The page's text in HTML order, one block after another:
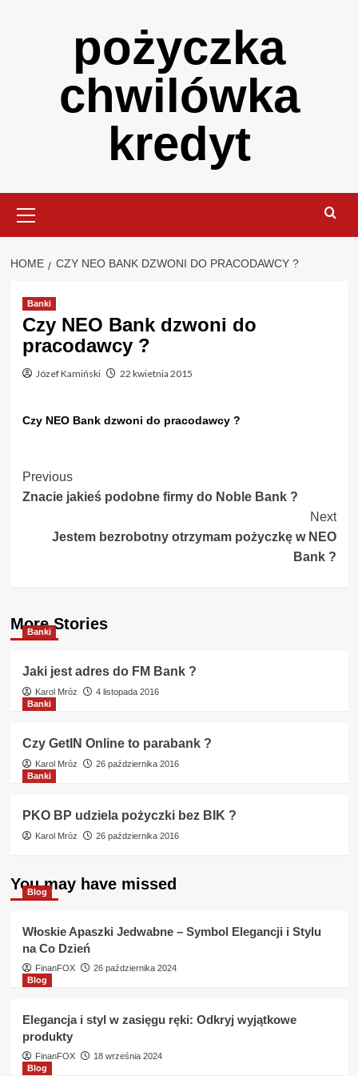
pożyczka
chwilówka
kredyt
Menu
HOME CZY NEO BANK DZWONI DO PRACODAWCY ?
Banki
Czy NEO Bank dzwoni do
pracodawcy ?
Józef Kamiński 22 kwietnia 2015
Czy NEO Bank dzwoni do pracodawcy ?
Post
Navigation
Previous
Znacie jakieś podobne firmy do Noble Bank ?
Next
Jestem bezrobotny otrzymam pożyczkę w NEO
Bank ?
More Stories
Banki
Jaki jest adres do FM Bank ?
Karol Mróz
4 listopada 2016
Banki
Czy GetIN Online to parabank ?
Karol Mróz
26 października 2016
Banki
PKO BP udziela pożyczki bez BIK ?
Karol Mróz 26 października 2016
You may have missed
Blog
Włoskie Apaszki Jedwabne – Symbol Elegancji i Stylu
na Co Dzień
FinanFOX
26 października 2024
Blog
Elegancja i styl w zasięgu ręki: Odkryj wyjątkowe
produkty
FinanFOX
18 września 2024
Blog